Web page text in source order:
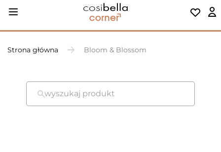
Strona główna Bloom & Blossom
wyszukaj produkt